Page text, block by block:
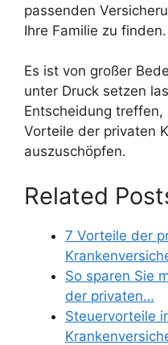
passenden
Ihre Familie zu finden.
Es ist von großer
unter Druck setzen
Entscheidung
Vorteile der privaten
auszuschöpfen.
Related
7 Vorteile der
So sparen Sie
der privaten…
Steuervorteile